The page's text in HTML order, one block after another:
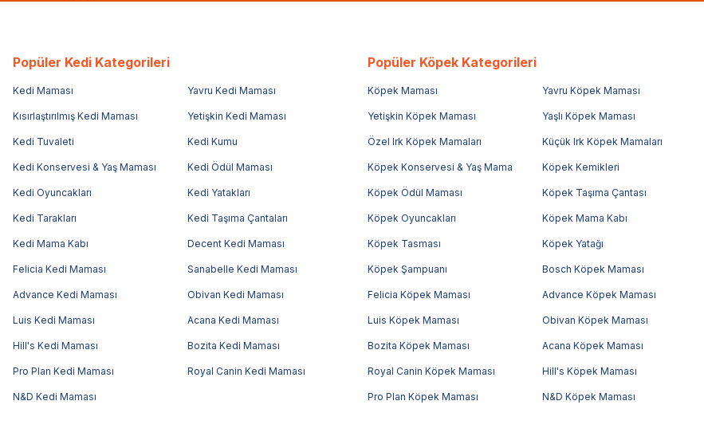
Popüler Kedi Kategorileri
Kedi Maması Yavru Kedi Maması
Kısırlaştırılmış Kedi Maması Yetişkin Kedi Maması
Kedi Tuvaleti Kedi Kumu
Kedi Konservesi & Yaş Maması Kedi Ödül Maması
Kedi Oyuncakları Kedi Yatakları
Kedi Tarakları Kedi Taşıma Çantaları
Kedi Mama Kabı Decent Kedi Maması
Felicia Kedi Maması Sanabelle Kedi Maması
Advance Kedi Maması Obivan Kedi Maması
Luis Kedi Maması Acana Kedi Maması
Hill's Kedi Maması Bozita Kedi Maması
Pro Plan Kedi Maması Royal Canin Kedi Maması
N&D Kedi Maması
Popüler Köpek Kategorileri
Köpek Maması Yavru Köpek Maması
Yetişkin Köpek Maması Yaşlı Köpek Maması
Özel Irk Köpek Mamaları Küçük Irk Köpek Mamaları
Köpek Konservesi & Yaş Mama Köpek Kemikleri
Köpek Ödül Maması Köpek Taşıma Çantası
Köpek Oyuncakları Köpek Mama Kabı
Köpek Tasması Köpek Yatağı
Köpek Şampuanı Bosch Köpek Maması
Felicia Köpek Maması Advance Köpek Maması
Luis Köpek Maması Obivan Köpek Maması
Bozita Köpek Maması Acana Köpek Maması
Royal Canin Köpek Maması Hill's Köpek Maması
Pro Plan Köpek Maması N&D Köpek Maması